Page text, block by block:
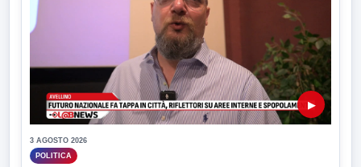
▶
3 AGOSTO 2026
POLITICA